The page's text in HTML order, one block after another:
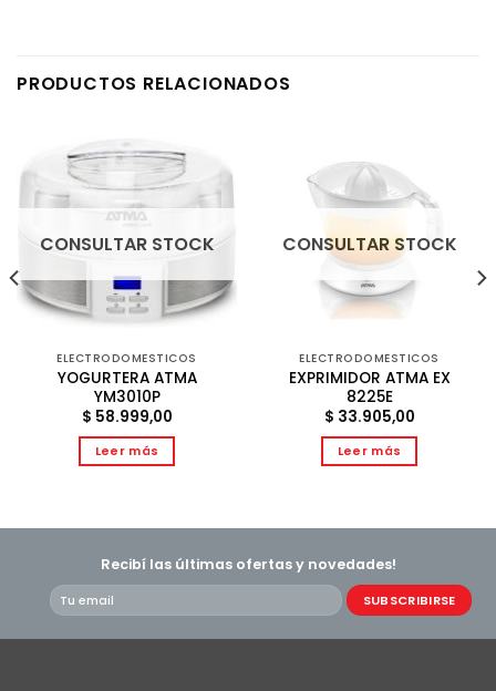
PRODUCTOS RELACIONADOS
CONSULTAR STOCK
ELECTRODOMESTICOS
YOGURTERA ATMA
YM3010P
$ 58.999,00
Leer más
CONSULTAR STOCK
ELECTRODOMESTICOS
EXPRIMIDOR ATMA EX
8225E
$ 33.905,00
Leer más
Recibí las últimas ofertas y novedades!